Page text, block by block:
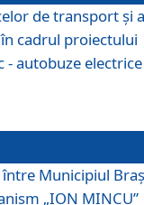
de transport și a
cadrul proiectului
- autobuze
Municipiul
„ION MINCU”